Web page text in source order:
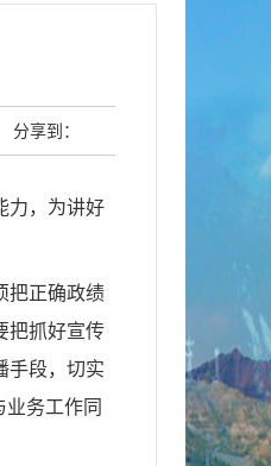
分享到：
力，为讲好
把正确政绩
把抓好宣传
手段，切实
务工作同